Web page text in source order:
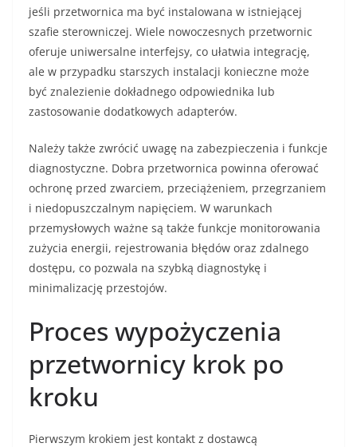
jeśli przetwornica ma być instalowana w istniejącej
szafie sterowniczej. Wiele nowoczesnych przetwornic
oferuje uniwersalne interfejsy, co ułatwia integrację,
ale w przypadku starszych instalacji konieczne może
być znalezienie dokładnego odpowiednika lub
zastosowanie dodatkowych adapterów.
Należy także zwrócić uwagę na zabezpieczenia i funkcje
diagnostyczne. Dobra przetwornica powinna oferować
ochronę przed zwarciem, przeciążeniem, przegrzaniem
i niedopuszczalnym napięciem. W warunkach
przemysłowych ważne są także funkcje monitorowania
zużycia energii, rejestrowania błędów oraz zdalnego
dostępu, co pozwala na szybką diagnostykę i
minimalizację przestojów.
Proces wypożyczenia
przetwornicy krok po
kroku
Pierwszym krokiem jest kontakt z dostawcą